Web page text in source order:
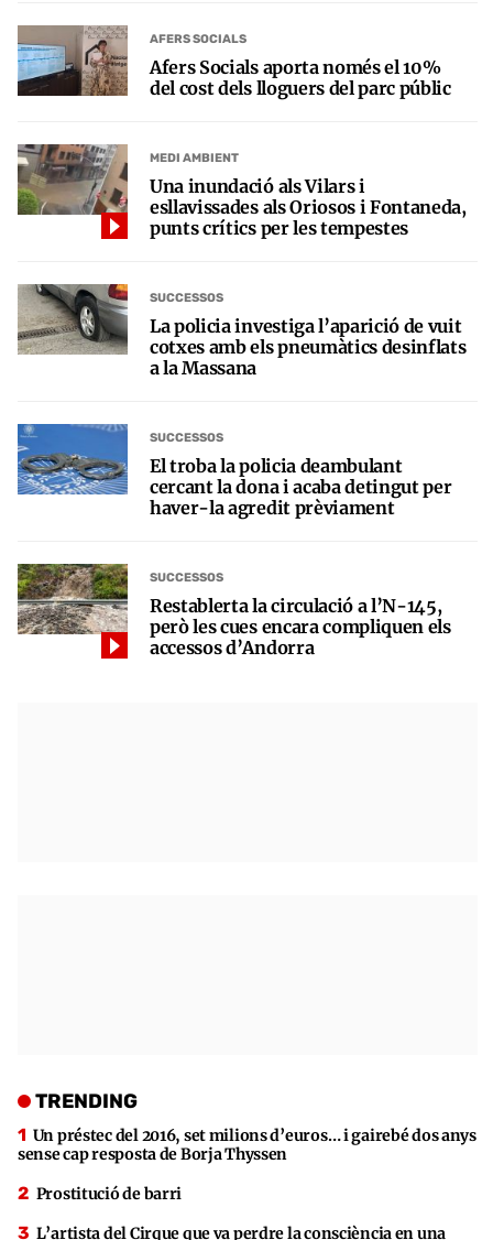
AFERS SOCIALS
Afers Socials aporta només el 10%
del cost dels lloguers del parc públic
MEDI AMBIENT
Una inundació als Vilars i
esllavissades als Oriosos i Fontaneda,
punts crítics per les tempestes
SUCCESSOS
La policia investiga l’aparició de vuit
cotxes amb els pneumàtics desinflats
a la Massana
SUCCESSOS
El troba la policia deambulant
cercant la dona i acaba detingut per
haver-la agredit prèviament
SUCCESSOS
Restablerta la circulació a l’N-145,
però les cues encara compliquen els
accessos d’Andorra
TRENDING
Un préstec del 2016, set milions d’euros… i gairebé dos anys
sense cap resposta de Borja Thyssen
Prostitució de barri
L’artista del Cirque que va perdre la consciència en una